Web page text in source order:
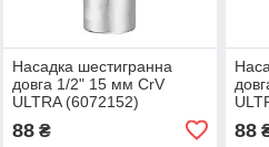
Насадка шестигранна
довга 1/2" 15 мм CrV
ULTRA (6072152)
88₴ 88